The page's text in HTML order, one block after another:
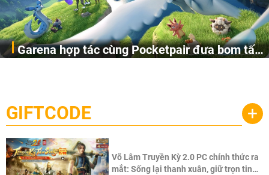
Garena hợp tác cùng Pocketpair đưa bom tấn
cầu, theo giấy phép chính thức từ công ty game Nhật Bản
Pocketpair, Inc.
GIFTCODE +
Võ Lâm Truyền Kỳ 2.0 PC chính thức ra
mắt: Sống lại thanh xuân, giữ trọn tinh